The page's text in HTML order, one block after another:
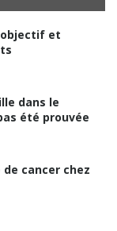
objectif et
dans le
été prouvée
cancer chez